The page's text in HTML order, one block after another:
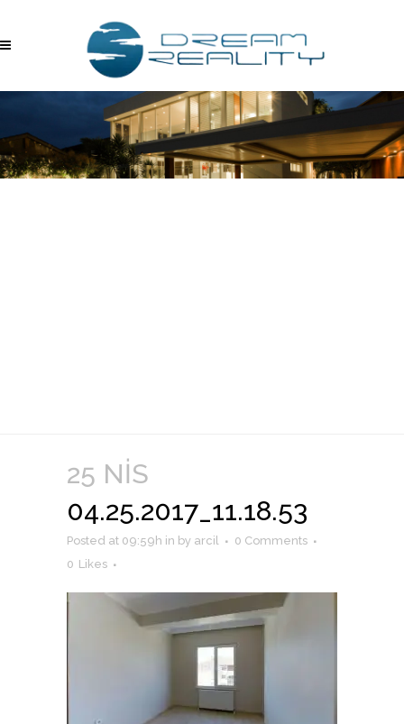
25 NIS
04.25.2017_11.18.53
Posted at 09:59h in by arcil
0 Comments
0 Likes